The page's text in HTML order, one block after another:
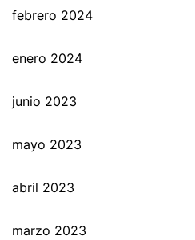
febrero 2024
enero 2024
junio 2023
mayo 2023
abril 2023
marzo 2023